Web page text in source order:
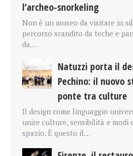
l’archeo-snorkeling
Non è un museo da visitare in
percorso scandito da teche e
da…
Natuzzi porta il
Pechino: il nuovo
ponte tra culture
Il design come linguaggio
unire culture, sensibilità e modi
spazio. È questo il…